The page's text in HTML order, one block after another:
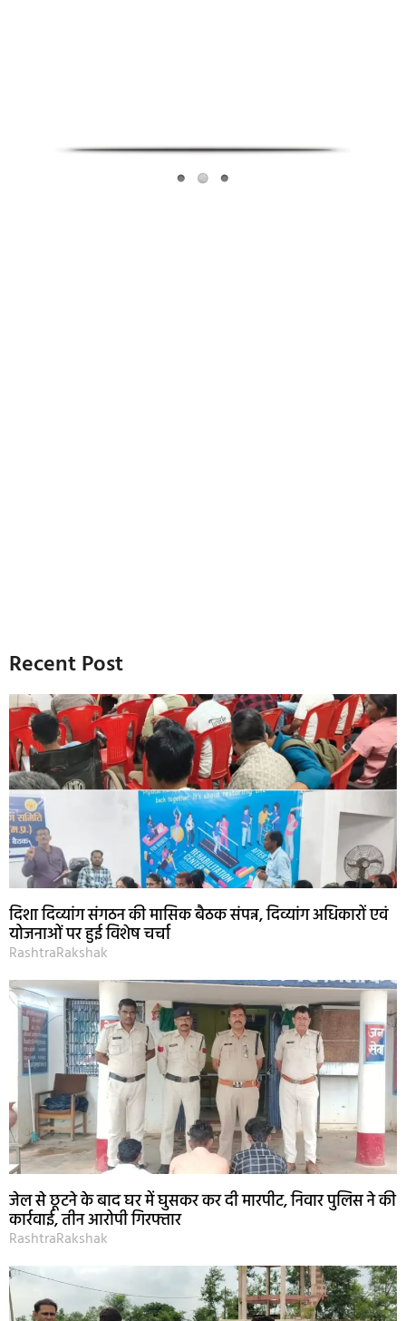
Recent Post
दिशा दिव्यांग संगठन की मासिक बैठक संपन्न, दिव्यांग अधिकारों एवं
योजनाओं पर हुई विशेष चर्चा
RashtraRakshak
जेल से छूटने के बाद घर में घुसकर कर दी मारपीट, निवार पुलिस ने की
कार्रवाई, तीन आरोपी गिरफ्तार
RashtraRakshak